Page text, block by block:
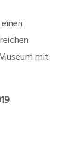
mit